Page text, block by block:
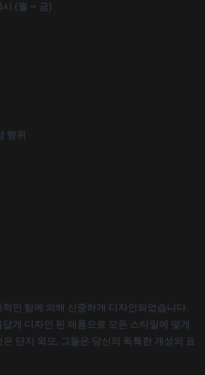
시 (월 ~ 금)
행위
인 팀에 의해 신중하게 디자인되었습니다.
게 디자인 된 제품으로 모든 스타일에 맞게
단지 외모, 그들은 당신의 독특한 개성의 표